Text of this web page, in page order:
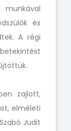
és
A régi
zajlott,
elméleti
Judit